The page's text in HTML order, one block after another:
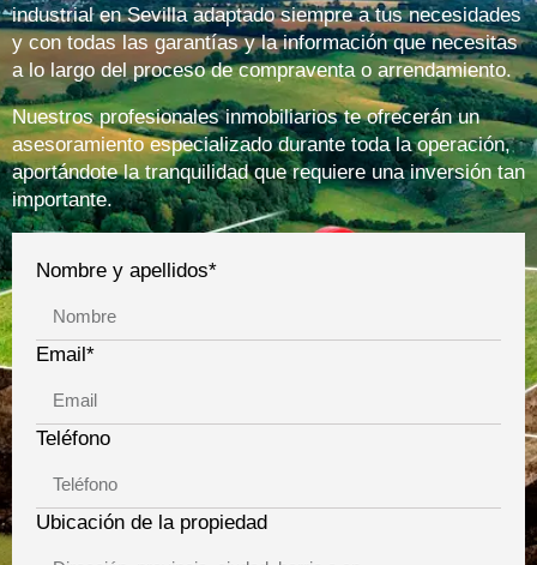
industrial en Sevilla adaptado siempre a tus necesidades
y con todas las garantías y la información que necesitas
a lo largo del proceso de compraventa o arrendamiento.
Nuestros profesionales inmobiliarios te ofrecerán un
asesoramiento especializado durante toda la operación,
aportándote la tranquilidad que requiere una inversión tan
importante.
Nombre y apellidos*
Email*
Teléfono
Ubicación de la propiedad